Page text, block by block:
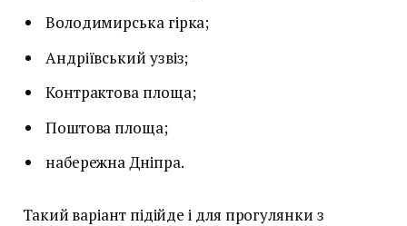
Володимирська гірка;
Андріївський узвіз;
Контрактова площа;
Поштова площа;
набережна Дніпра.
Такий варіант підійде і для прогулянки з